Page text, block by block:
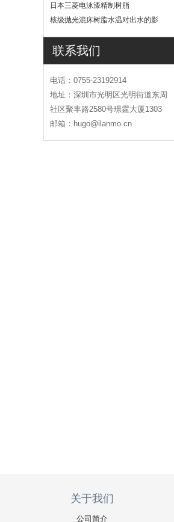
日本三菱电泳漆精制树脂
核级抛光混床树脂水温对出水的影
联系我们
电话：0755-23192914
地址：深圳市光明区光明街道东周
社区聚丰路2580号璟霆大厦1303
邮箱：hugo@ilanmo.cn
关于我们
公司简介